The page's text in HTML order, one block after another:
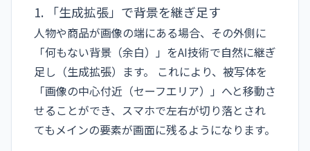
1. 「生成拡張」で背景を継ぎ足す
人物や商品が画像の端にある場合、その外側に
「何もない背景（余白）」をAI技術で自然に継ぎ
足し（生成拡張）ます。 これにより、被写体を
「画像の中心付近（セーフエリア）」へと移動さ
せることができ、スマホで左右が切り落とされ
てもメインの要素が画面に残るようになります。